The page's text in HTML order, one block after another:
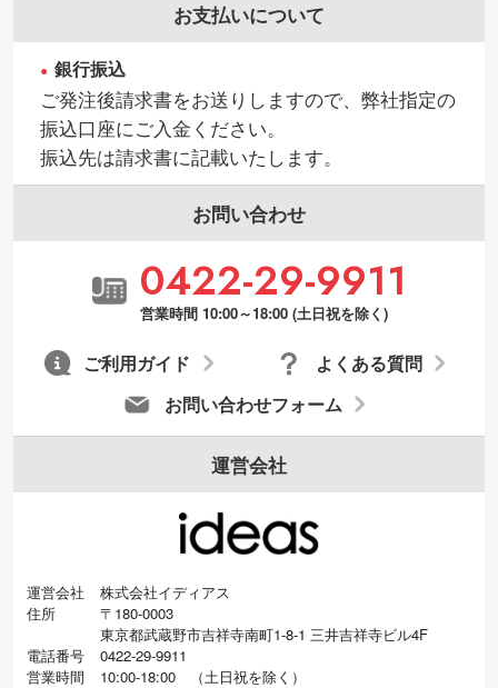
お支払いについて
銀行振込
ご発注後請求書をお送りしますので、弊社指定の
振込口座にご入金ください。
振込先は請求書に記載いたします。
お問い合わせ
0422-29-9911
営業時間 10:00～18:00 (土日祝を除く)
お問い合わせフォーム
よくある質問
ご利用ガイド
運営会社
運営会社
株式会社イディアス
住所
〒180-0003
東京都武蔵野市吉祥寺南町1-8-1 三井吉祥寺ビル4F
電話番号
0422-29-9911
営業時間
10:00-18:00 （土日祝を除く）